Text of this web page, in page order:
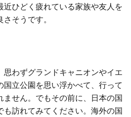
近ひどく疲れている家族や友人を
そうです。
思わずグランドキャニオンやイエ
国立公園を思い浮かべて、行って
せん。でもその前に、日本の国
も訪れてみてください。海外の国